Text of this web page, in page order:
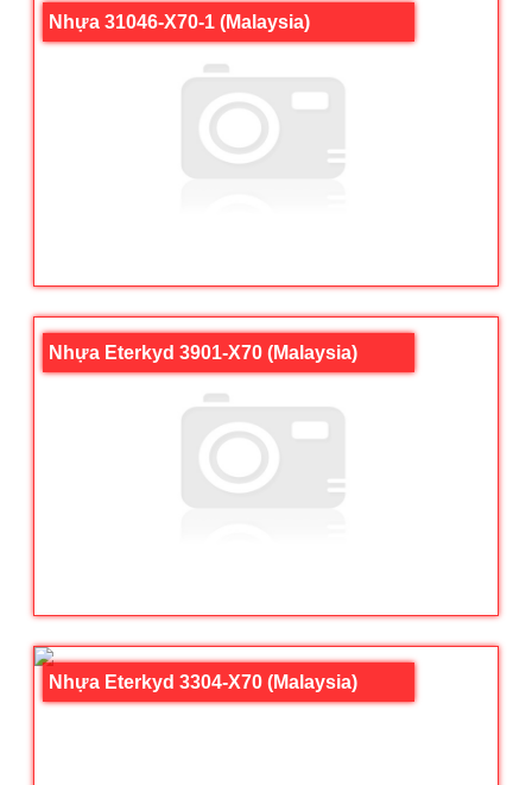
Nhựa 31046-X70-1 (Malaysia)
Nhựa Eterkyd 3901-X70 (Malaysia)
Nhựa Eterkyd 3304-X70 (Malaysia)